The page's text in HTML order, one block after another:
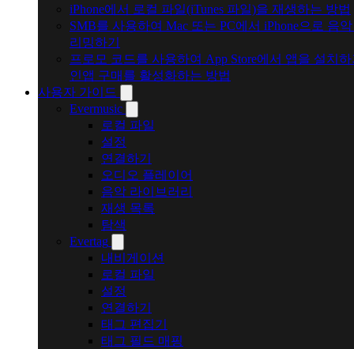
iPhone에서 로컬 파일(iTunes 파일)을 재생하는 방법
SMB를 사용하여 Mac 또는 PC에서 iPhone으로 음
리밍하기
프로모 코드를 사용하여 App Store에서 앱을 설치
인앱 구매를 활성화하는 방법
사용자 가이드
Evermusic
로컬 파일
설정
연결하기
오디오 플레이어
음악 라이브러리
재생 목록
탐색
Evertag
내비게이션
로컬 파일
설정
연결하기
태그 편집기
태그 필드 매핑